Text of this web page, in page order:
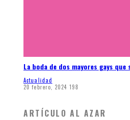
La boda de dos mayores gays que
Actualidad
20 febrero, 2024 198
ARTÍCULO AL AZAR